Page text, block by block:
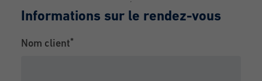
Informations sur le rendez-vous
Nom client